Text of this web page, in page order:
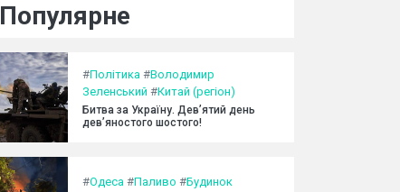
Популярне
#Політика #Володимир
Зеленський #Китай (регіон)
Битва за Україну. Дев’ятий день
дев’яностого шостого!
#Одеса #Паливо #Будинок